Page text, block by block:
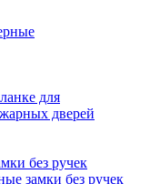
для
дверей
без ручек
замки без ручек